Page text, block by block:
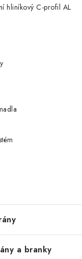
hliníkový C-profil AL
a branky